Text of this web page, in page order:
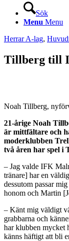
Sök
Menu Menu
Herrar A-lag,
Tillberg till
Noah Tillberg,
21-årige Noah
är mittfältare och
moderklubben
två åren har spel i
– Jag valde IFK
tränare] har en
dessutom passar
honom och Martin
– Känt mig väldigt
grabbarna och
har klubben mycket
känns häftigt att bli